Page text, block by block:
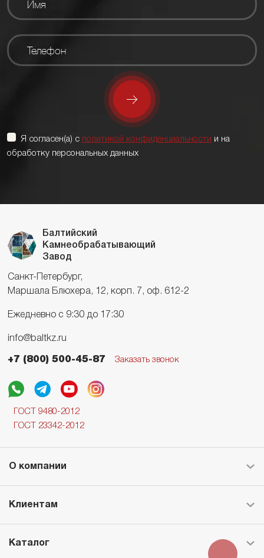
Я согласен(а) с политикой конфиденциальности и на
обработку персональных данных
Балтийский
Камнеобрабатывающий
Завод
Санкт-Петербург,
Маршала Блюхера, 12, корп. 7, оф. 612-2
Ежедневно с 9:30 до 17:30
info@baltkz.ru
+7 (800) 500-45-87 Заказать звонок
ГОСТ 9480-2012
ГОСТ 23342-2012
О компании
Клиентам
Каталог